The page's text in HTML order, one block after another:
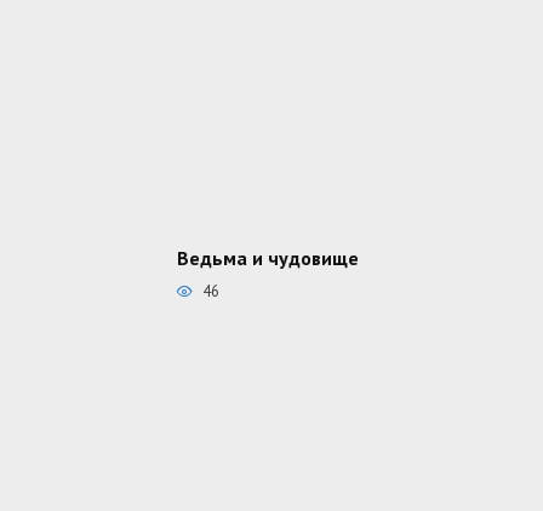
Ведьма и чудовище
46